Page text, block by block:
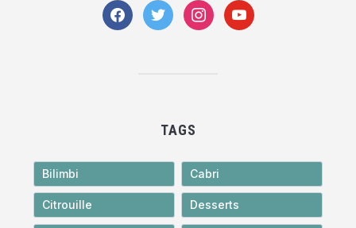
facebooktwitter instagramyoutube
TAGS
Bilimbi Cabri
Citrouille Desserts